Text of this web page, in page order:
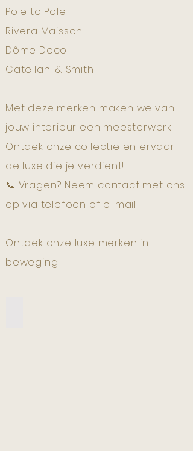
Pole to Pole
Rivera Maisson
Dôme Deco
Catellani & Smith
Met deze merken maken we van
jouw interieur een meesterwerk.
Ontdek onze collectie en ervaar
de luxe die je verdient!
📞 Vragen? Neem contact met ons
op via telefoon of e-mail
Ontdek onze luxe merken in
beweging!